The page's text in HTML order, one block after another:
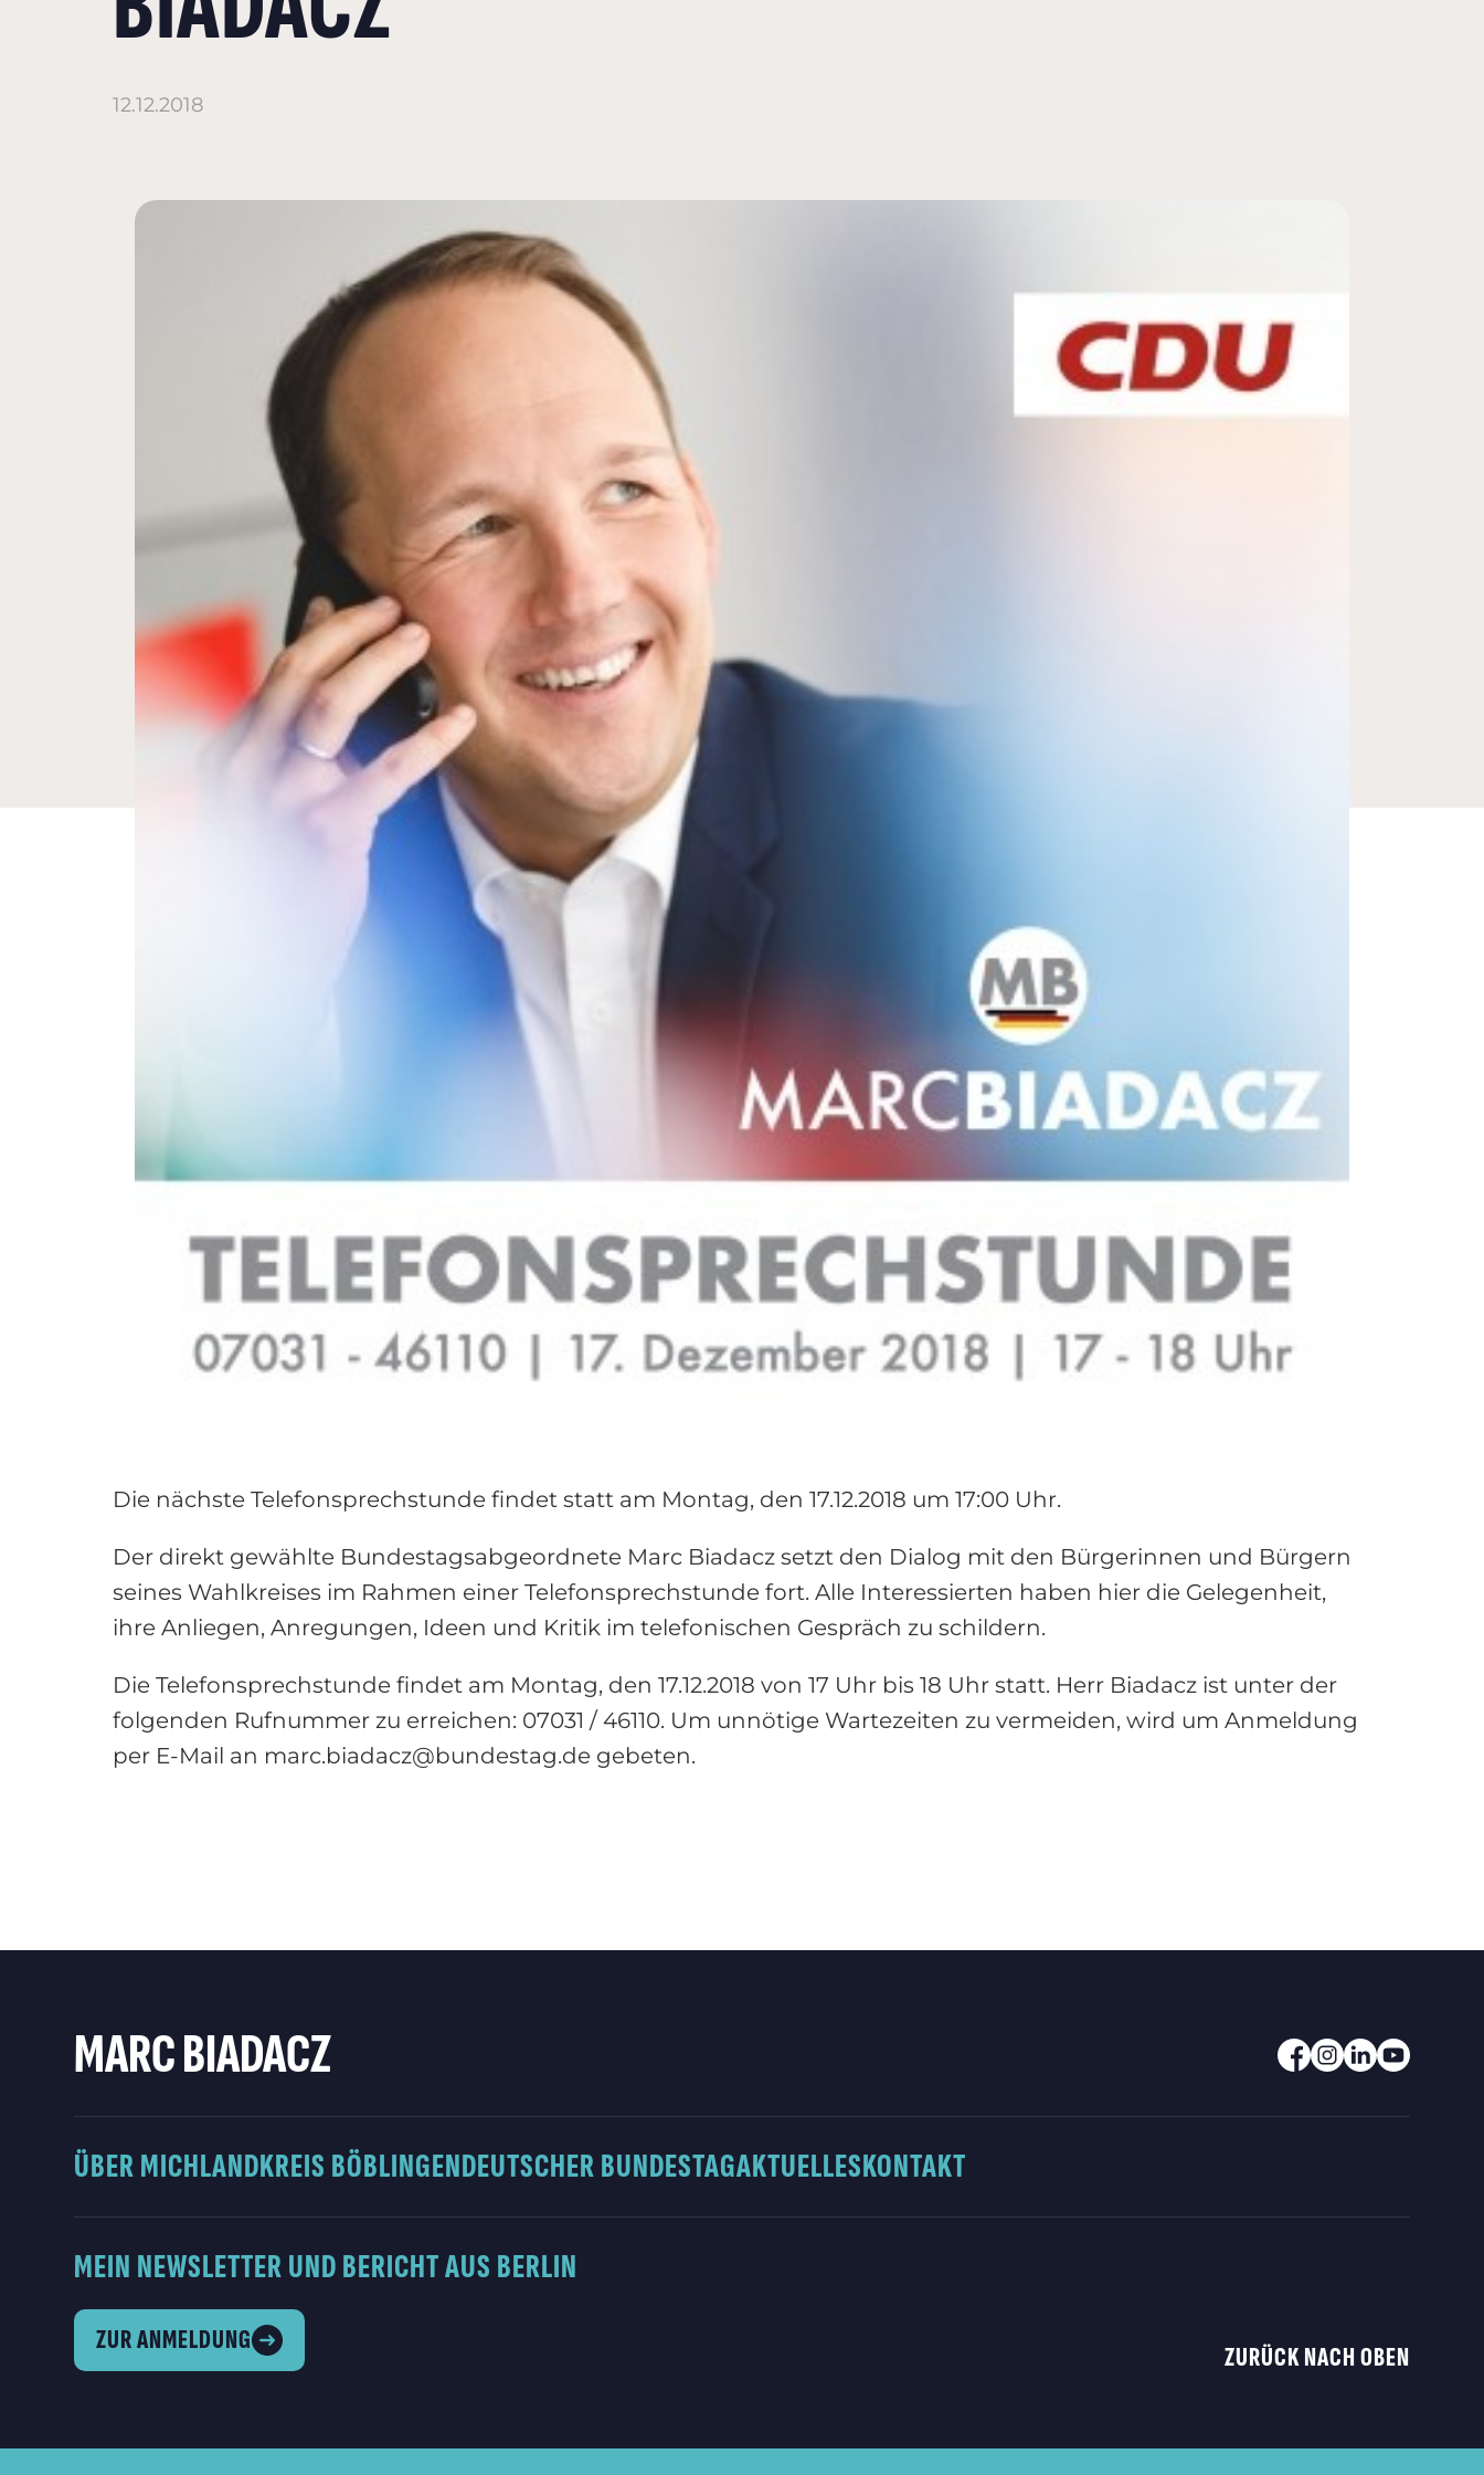
12.12.2018
Die nächste Telefonsprechstunde findet statt am Montag, den 17.12.2018 um 17:00 Uhr.
Der direkt gewählte Bundestagsabgeordnete Marc Biadacz setzt den Dialog mit den Bürgerinnen und Bürgern
seines Wahlkreises im Rahmen einer Telefonsprechstunde fort. Alle Interessierten haben hier die Gelegenheit,
ihre Anliegen, Anregungen, Ideen und Kritik im telefonischen Gespräch zu schildern.
Die Telefonsprechstunde findet am Montag, den 17.12.2018 von 17 Uhr bis 18 Uhr statt. Herr Biadacz ist unter der
folgenden Rufnummer zu erreichen: 07031 / 46110. Um unnötige Wartezeiten zu vermeiden, wird um Anmeldung
per E-Mail an marc.biadacz@bundestag.de gebeten.
MARC BIADACZ
ÜBER MICHLANDKREIS BÖBLINGENDEUTSCHER BUNDESTAGAKTUELLESKONTAKT
MEIN NEWSLETTER UND BERICHT AUS BERLIN
ZUR ANMELDUNG
ZURÜCK NACH OBEN